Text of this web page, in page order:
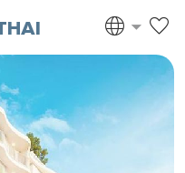
RENTHAI